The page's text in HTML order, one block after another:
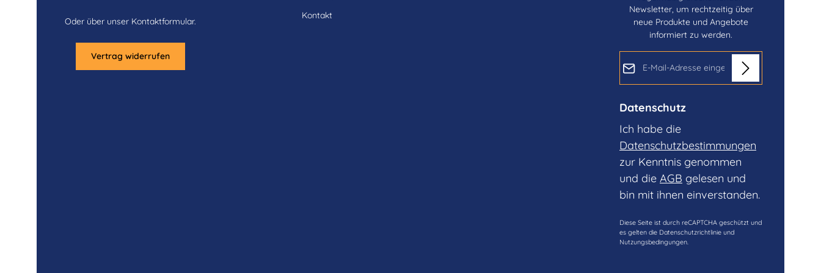
Oder über unser Kontaktformular.
Vertrag widerrufen
Kontakt
Newsletter, um rechtzeitig über
neue Produkte und Angebote
informiert zu werden.
E-Mail-Adresse*
Datenschutz
Ich habe die
Datenschutzbestimmungen
zur Kenntnis genommen
und die AGB gelesen und
bin mit ihnen einverstanden.
Diese Seite ist durch reCAPTCHA geschützt und
es gelten die Datenschutzrichtlinie und
Nutzungsbedingungen.